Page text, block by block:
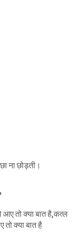
ना छोड़ती।
तो क्या बात है,कत्ल
क्या बात है